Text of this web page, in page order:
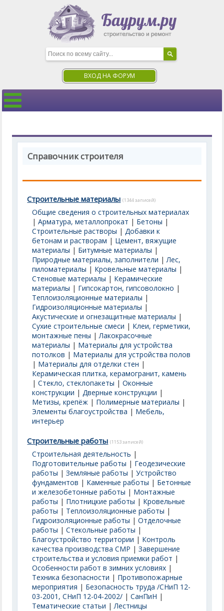
ВХОД НА ФОРУМ
Справочник строителя
Строительные материалы (1344 записей)
Общие сведения о строительных материалах
|Арматура, металлопрокат | Бетоны |
Строительные растворы |Добавки к
бетонам и растворам | Цемент, вяжущие
материалы | Битумные материалы |
Природные материалы, заполнители |Лес,
пиломатериалы | Кровельные материалы |
Стеновые материалы | Керамические
материалы | Гипсокартон, гипсоволокно |
Теплоизоляционные материалы |
Гидроизоляционные материалы |
Акустические и огнезащитные материалы |
Сухие строительные смеси | Клеи, герметики,
монтажные пены |Лакокрасочные
материалы | Материалы для устройства
потолков | Материалы для устройства полов
| Материалы для отделки стен |
Керамическая плитка, керамогранит, камень
|Стекло, стеклопакеты |Оконные
конструкции |Дверные конструкции |
Метизы, крепёж | Полимерные материалы |
Элементы благоустройства | Мебель,
интерьер
Строительные работы (1153 записей)
Строительная деятельность |
Подготовительные работы | Геодезические
работы |Земляные работы |Устройство
фундаментов | Каменные работы | Бетонные
и железобетонные работы | Монтажные
работы | Плотницкие работы | Кровельные
работы | Теплоизоляционные работы |
Гидроизоляционные работы |Отделочные
работы |Стекольные работы |
Благоустройство территории | Контроль
качества производства СМР |Завершение
строительства и условия приемки работ |
Особенности работ в зимних условиях |
Техника безопасности | Противопожарные
мероприятия | Безопасность труда /СНиП 12-
03-2001, СНиП 12-04-2002/ |СанПиН |
Тематические статьи |Лестницы